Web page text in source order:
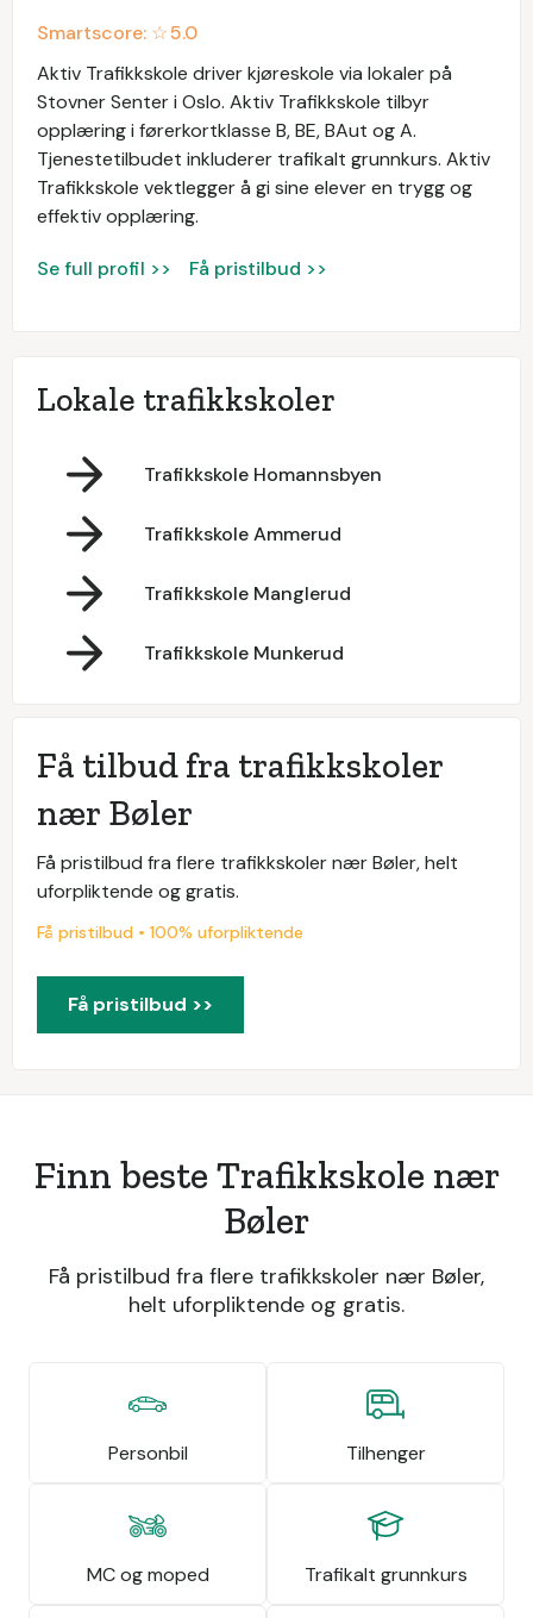
Smartscore: ☆5.0
Aktiv Trafikkskole driver kjøreskole via lokaler på
Stovner Senter i Oslo. Aktiv Trafikkskole tilbyr
opplæring i førerkortklasse B, BE, BAut og A.
Tjenestetilbudet inkluderer trafikalt grunnkurs. Aktiv
Trafikkskole vektlegger å gi sine elever en trygg og
effektiv opplæring.
Se full profil >> Få pristilbud >>
Lokale trafikkskoler
Trafikkskole Homannsbyen
Trafikkskole Ammerud
Trafikkskole Manglerud
Trafikkskole Munkerud
Få tilbud fra trafikkskoler
nær Bøler
Få pristilbud fra flere trafikkskoler nær Bøler, helt
uforpliktende og gratis.
Få pristilbud • 100% uforpliktende
Få pristilbud >>
Finn beste Trafikkskole nær
Bøler
Få pristilbud fra flere trafikkskoler nær Bøler,
helt uforpliktende og gratis.
Personbil Tilhenger
MC og moped Trafikalt grunnkurs